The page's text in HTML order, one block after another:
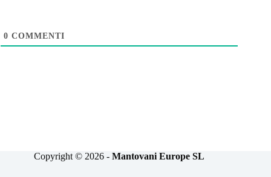
0 COMMENTI
Copyright © 2026 -Mantovani Europe SL